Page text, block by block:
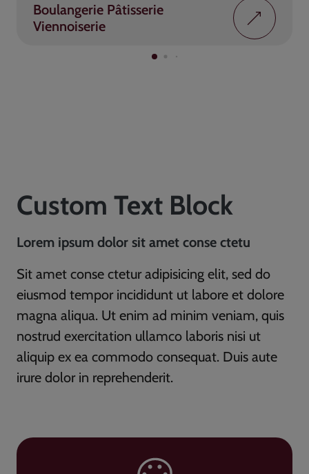
Boulangerie Pâtisserie
Viennoiserie
Custom Text Block
Lorem ipsum dolor sit amet conse ctetu
Sit amet conse ctetur adipisicing elit, sed do
eiusmod tempor incididunt ut labore et dolore
magna aliqua. Ut enim ad minim veniam, quis
nostrud exercitation ullamco laboris nisi ut
aliquip ex ea commodo consequat. Duis aute
irure dolor in reprehenderit.